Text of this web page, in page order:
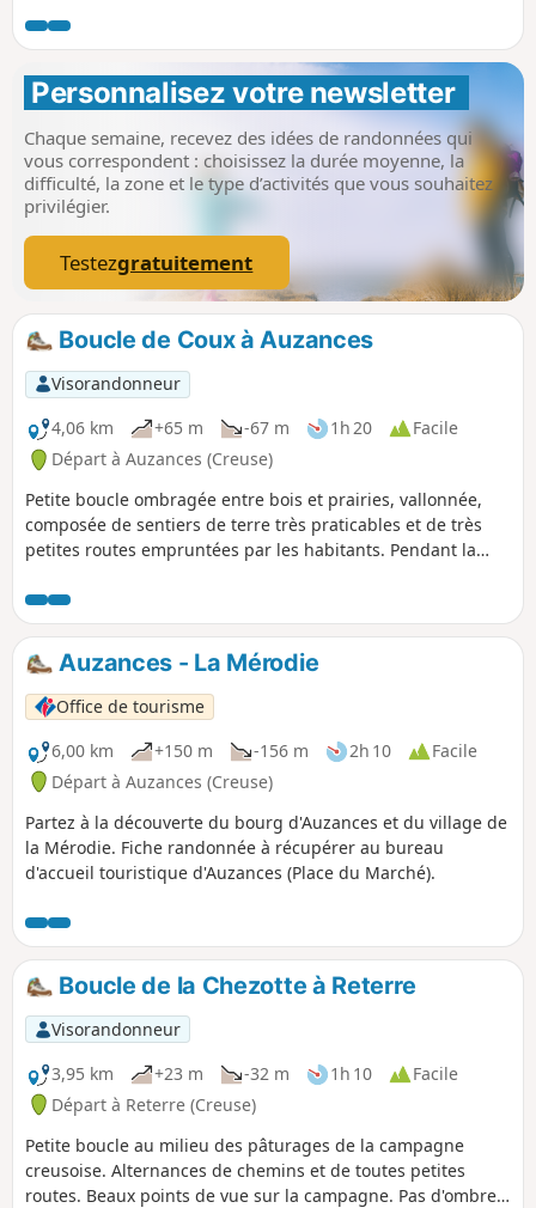
apercevoir le Massif du Sancy et le Puy de
Dôme. Notez que ce circuit n'est pas balisé.
Prévoyez donc le descriptif.
Personnalisez votre newsletter
Chaque semaine, recevez des idées de randonnées qui
vous correspondent : choisissez la durée moyenne, la
difficulté, la zone et le type d’activités que vous souhaitez
privilégier.
Testezgratuitement
Boucle de Coux à Auzances
Visorandonneur
4,06 km
+65 m -67 m 1h 20
Facile
Départ à Auzances (Creuse)
Petite boucle ombragée entre bois et prairies, vallonnée,
composée de sentiers de terre très praticables et de très
petites routes empruntées par les habitants. Pendant la
Présence de chevaux sur l'itinéraire.
Auzances - La Mérodie
Office de tourisme
6,00 km
+150 m -156 m 2h 10
Facile
Départ à Auzances (Creuse)
Partez à la découverte du bourg d'Auzances et du village de
la Mérodie. Fiche randonnée à récupérer au bureau
d'accueil touristique d'Auzances (Place du Marché).
Boucle de la Chezotte à Reterre
Visorandonneur
3,95 km
+23 m -32 m 1h 10
Facile
Départ à Reterre (Creuse)
Petite boucle au milieu des pâturages de la campagne
creusoise. Alternances de chemins et de toutes petites
routes. Beaux points de vue sur la campagne. Pas d'ombre,